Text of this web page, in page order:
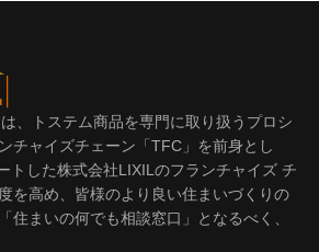
は、トステム商品を専門に取り扱うプロシ
チャイズチェーン「TFC」を前身とし
トした株式会社LIXILのフランチャイズ チ
を高め、皆様のより良い住まいづくりの
住まいの何でも相談窓口」となるべく、